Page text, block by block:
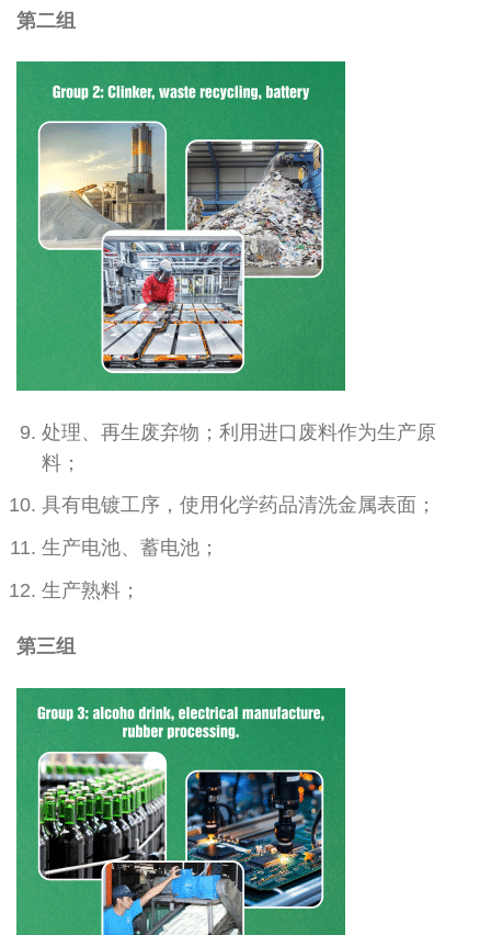
第二组
处理、再生废弃物；利用进口废料作为生产原
料；
具有电镀工序，使用化学药品清洗金属表面；
生产电池、蓄电池；
生产熟料；
第三组